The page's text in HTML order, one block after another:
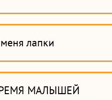
лапки
МАЛЫШЕЙ